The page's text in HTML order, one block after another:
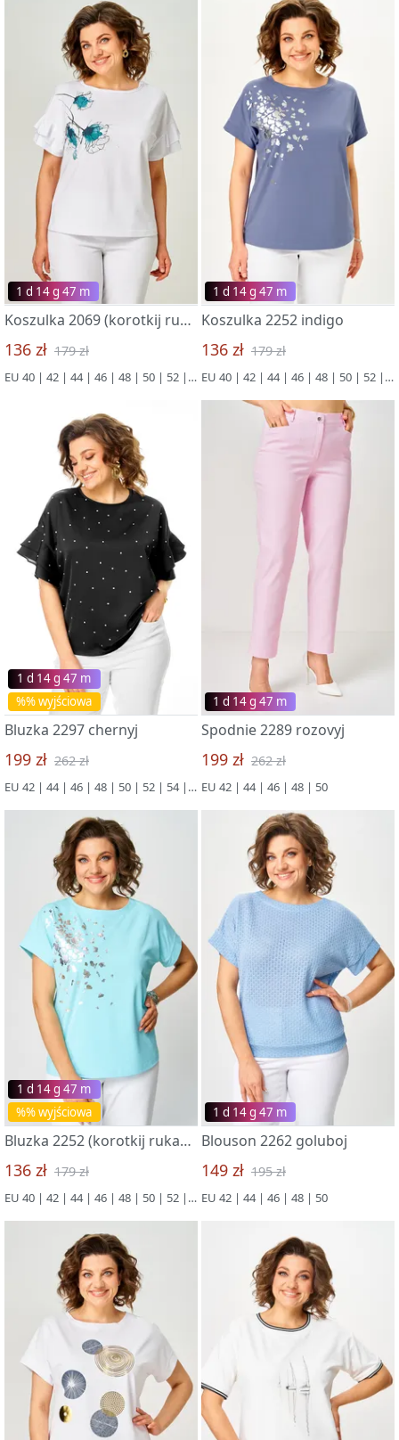
1 d 14 g 47 m
Koszulka 2069 (korotkij rukav) belyj/biryuza
136 zł 179 zł
EU 40 | 42 | 44 | 46 | 48 | 50 | 52 | 54
1 d 14 g 47 m
Koszulka 2252 indigo
136 zł 179 zł
EU 40 | 42 | 44 | 46 | 48 | 50 | 52 | 54 | 56
%% wyjściowa
1 d 14 g 47 m
Bluzka 2297 chernyj
199 zł 262 zł
EU 42 | 44 | 46 | 48 | 50 | 52 | 54 | 56
1 d 14 g 47 m
Spodnie 2289 rozovyj
199 zł 262 zł
EU 42 | 44 | 46 | 48 | 50
%% wyjściowa
1 d 14 g 47 m
Bluzka 2252 (korotkij rukav) goluboj
136 zł 179 zł
EU 40 | 42 | 44 | 46 | 48 | 50 | 52 | 54 | 56
1 d 14 g 47 m
Blouson 2262 goluboj
149 zł 195 zł
EU 42 | 44 | 46 | 48 | 50